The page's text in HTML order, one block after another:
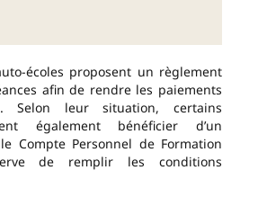
écoles proposent un règlement
afin de rendre les paiements
Selon leur situation, certains
également bénéficier d’un
Compte Personnel de Formation
de remplir les conditions